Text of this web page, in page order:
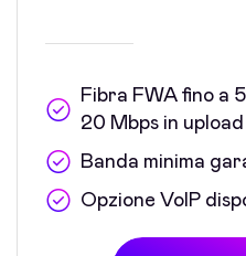
Fibra FWA fino a
20 Mbps in upload
Banda minima
Opzione VoIP